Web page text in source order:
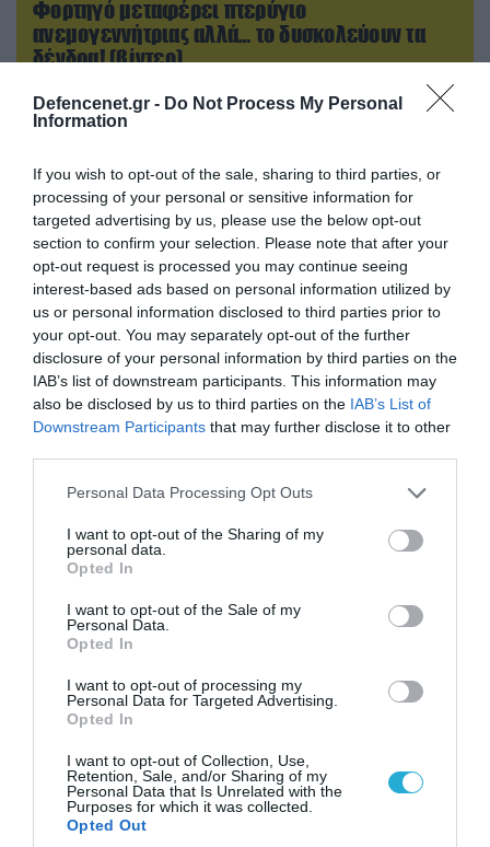
Defencenet.gr - Do Not Process My Personal
Information
If you wish to opt-out of the sale, sharing to third parties, or
processing of your personal or sensitive information for
targeted advertising by us, please use the below opt-out
section to confirm your selection. Please note that after your
opt-out request is processed you may continue seeing
interest-based ads based on personal information utilized by
us or personal information disclosed to third parties prior to
your opt-out. You may separately opt-out of the further
disclosure of your personal information by third parties on the
IAB’s list of downstream participants. This information may
also be disclosed by us to third parties on the IAB’s List of
Downstream Participants that may further disclose it to other
Please note that this website/app uses one or more Google
not limited to your visit or usage behaviour. You may click to
grant or deny consent to Google and its third-party tags to
use your data for below specified purposes in below Google
consent section.
Personal Data Processing Opt Outs
I want to opt-out of the Sharing of my
personal data.
Opted In
I want to opt-out of the Sale of my
Personal Data.
Opted In
I want to opt-out of processing my
Personal Data for Targeted Advertising.
Opted In
I want to opt-out of Collection, Use,
Retention, Sale, and/or Sharing of my
Personal Data that Is Unrelated with the
Purposes for which it was collected.
Opted Out
Φορτηγό μεταφέρει πτερύγιο
ανεμογεννήτριας αλλά… το δυσκολεύουν τα
δένδρα! (βίντεο)
07.08.2026 | 02:02
Στο Βελιγράδι ο Β.Ζελένσκι: «Πρέπει να
αποσπάσουμε τους Σέρβους από το
06.08.2026 | 14:02
«Επιχείρηση ελεύθερα πεζοδρόμια» στην
Αθήνα: Απομακρύνθηκαν παράνομα
αντικείμενα από κοινόχρηστους χώρους